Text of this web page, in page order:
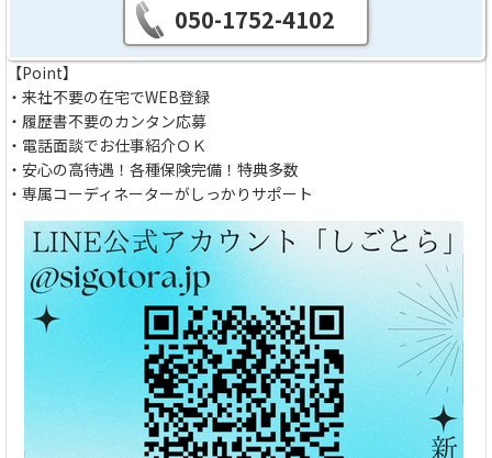
050-1752-4102
【Point】
・来社不要の在宅でWEB登録
・履歴書不要のカンタン応募
・電話面談でお仕事紹介ＯＫ
・安心の高待遇！各種保険完備！特典多数
・専属コーディネーターがしっかりサポート